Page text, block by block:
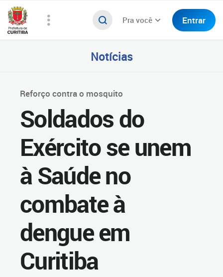
Pra você Entrar
Notícias
Reforço contra o mosquito
Soldados do
Exército se unem
à Saúde no
combate à
dengue em
Curitiba